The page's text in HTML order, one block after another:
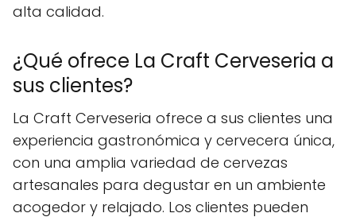
alta calidad.
¿Qué ofrece La Craft Cerveseria a
sus clientes?
La Craft Cerveseria ofrece a sus clientes una
experiencia gastronómica y cervecera única,
con una amplia variedad de cervezas
artesanales para degustar en un ambiente
acogedor y relajado. Los clientes pueden